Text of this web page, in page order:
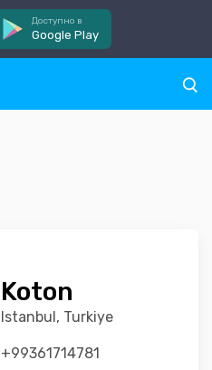
Доступно в
Google Play
Koton
Istanbul, Turkiye
+99361714781